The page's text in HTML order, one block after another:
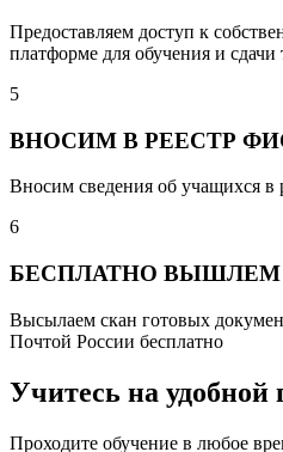
Предоставляем доступ к
платформе для обучения и сдачи
5
ВНОСИМ В РЕЕСТР
Вносим сведения об учащихся
6
БЕСПЛАТНО
Высылаем скан готовых
Почтой России бесплатно
Учитесь на удобной
Проходите обучение в любое